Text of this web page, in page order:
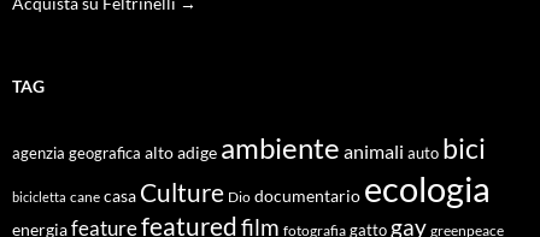
TAG
agenzia geografica alto adige ambiente animali auto bici
bicicletta cane casa Culture Dio documentario ecologia
energiafeaturefeaturedfilm fotografia gatto gay greenpeace